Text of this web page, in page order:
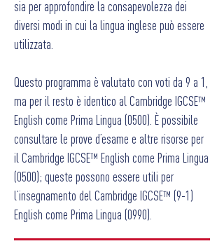
sia per approfondire la consapevolezza dei
diversi modi in cui la lingua inglese può essere
utilizzata.
Questo programma è valutato con voti da 9 a 1,
ma per il resto è identico al Cambridge IGCSE™
English come Prima Lingua (0500). È possibile
consultare le prove d’esame e altre risorse per
il Cambridge IGCSE™ English come Prima Lingua
(0500); queste possono essere utili per
l’insegnamento del Cambridge IGCSE™ (9-1)
English come Prima Lingua (0990).